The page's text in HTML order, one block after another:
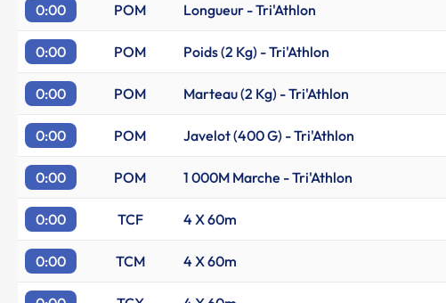
0:00 POM Longueur - Tri'Athlon
0:00 POM Poids (2 Kg) - Tri'Athlon
0:00 POM Marteau (2 Kg) - Tri'Athlon
0:00 POM Javelot (400 G) - Tri'Athlon
0:00 POM 1 000M Marche - Tri'Athlon
0:00 TCF 4 X 60m
0:00 TCM 4 X 60m